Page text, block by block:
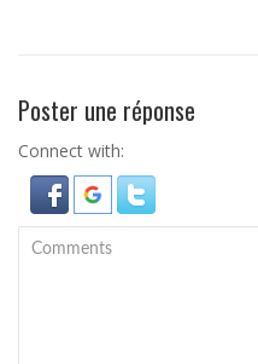
Poster une réponse
Connect with: